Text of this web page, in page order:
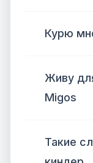
Курю
Живу
Migos
Такие